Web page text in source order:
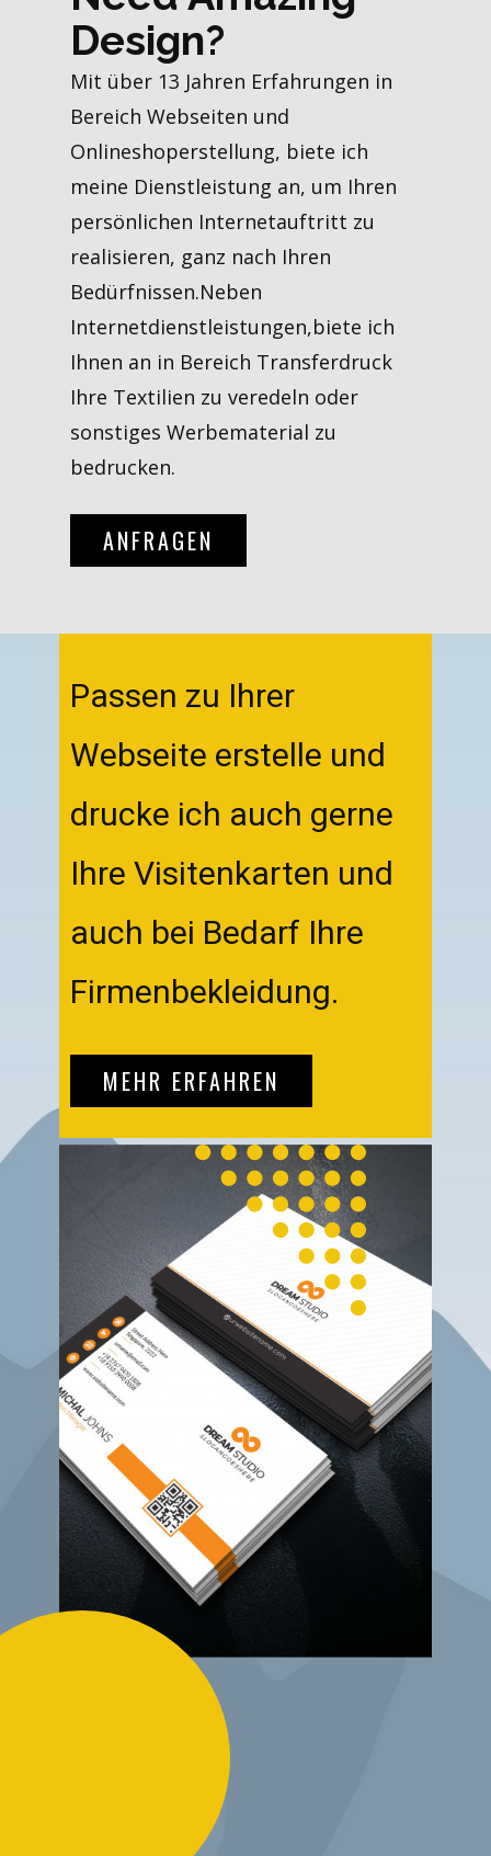
Design?
Mit über 13 Jahren Erfahrungen in
Bereich Webseiten und
Onlineshoperstellung, biete ich
meine Dienstleistung an, um Ihren
persönlichen Internetauftritt zu
realisieren, ganz nach Ihren
Bedürfnissen.Neben
Internetdienstleistungen,biete ich
Ihnen an in Bereich Transferdruck
Ihre Textilien zu veredeln oder
sonstiges Werbematerial zu
bedrucken.
ANFRAGEN
Passen zu Ihrer
Webseite erstelle und
drucke ich auch gerne
Ihre Visitenkarten und
auch bei Bedarf Ihre
Firmenbekleidung.
MEHR ERFAHREN